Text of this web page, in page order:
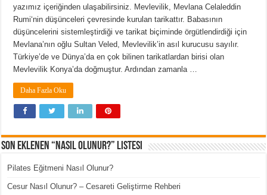
yazımız içeriğinden ulaşabilirsiniz. Mevlevilik, Mevlana Celaleddin
Rumi‘nin düşünceleri çevresinde kurulan tarikattır. Babasının
düşüncelerini sistemleştirdiği ve tarikat biçiminde örgütlendirdiği için
Mevlana’nın oğlu Sultan Veled, Mevlevilik’in asıl kurucusu sayılır.
Türkiye’de ve Dünya’da en çok bilinen tarikatlardan birisi olan
Mevlevilik Konya’da doğmuştur. Ardından zamanla …
Daha Fazla Oku
Son Eklenen “Nasıl Olunur?” Listesi
Pilates Eğitmeni Nasıl Olunur?
Cesur Nasıl Olunur? – Cesareti Geliştirme Rehberi